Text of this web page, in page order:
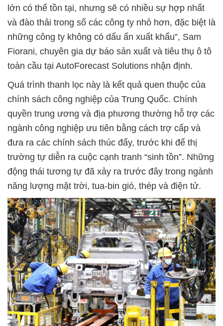
lớn có thể tồn tại, nhưng sẽ có nhiều sự hợp nhất
và đào thải trong số các công ty nhỏ hơn, đặc biệt là
những công ty không có dấu ấn xuất khẩu”, Sam
Fiorani, chuyên gia dự báo sản xuất và tiêu thụ ô tô
toàn cầu tại AutoForecast Solutions nhận định.
Quá trình thanh lọc này là kết quả quen thuộc của
chính sách công nghiệp của Trung Quốc. Chính
quyền trung ương và địa phương thường hỗ trợ các
ngành công nghiệp ưu tiên bằng cách trợ cấp và
đưa ra các chính sách thúc đẩy, trước khi để thị
trường tự diễn ra cuộc cạnh tranh “sinh tồn”. Những
động thái tương tự đã xảy ra trước đây trong ngành
năng lượng mặt trời, tua-bin gió, thép và điện tử.